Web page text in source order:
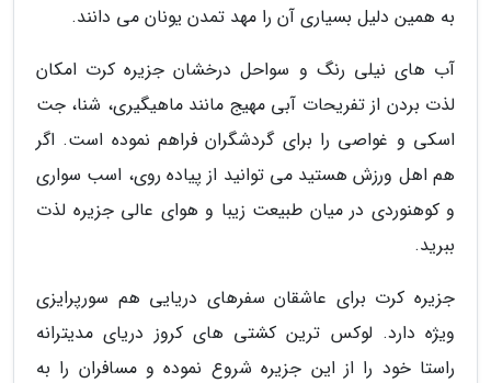
به همین دلیل بسیاری آن را مهد تمدن یونان می دانند.
آب های نیلی رنگ و سواحل درخشان جزیره کرت امکان
لذت بردن از تفریحات آبی مهیج مانند ماهیگیری، شنا، جت
اسکی و غواصی را برای گردشگران فراهم نموده است. اگر
هم اهل ورزش هستید می توانید از پیاده روی، اسب سواری
و کوهنوردی در میان طبیعت زیبا و هوای عالی جزیره لذت
ببرید.
جزیره کرت برای عاشقان سفرهای دریایی هم سورپرایزی
ویژه دارد. لوکس ترین کشتی های کروز دریای مدیترانه
راستا خود را از این جزیره شروع نموده و مسافران را به